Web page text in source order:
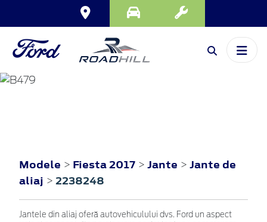
Modele > Fiesta 2017 > Jante > Jante de
aliaj > 2238248
Jantele din aliaj oferă autovehiculului dvs. Ford un aspect